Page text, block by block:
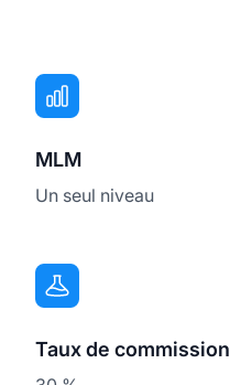
MLM
Un seul niveau
Taux de commission